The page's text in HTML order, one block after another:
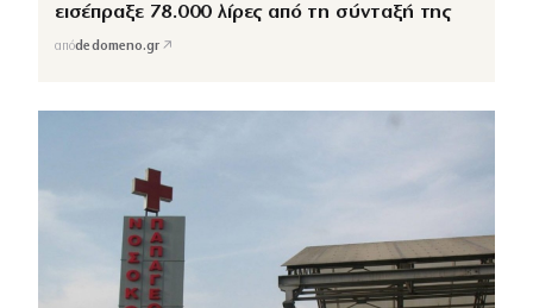
εισέπραξε 78.000 λίρες από τη σύνταξή της
απόdedomeno.gr ↗